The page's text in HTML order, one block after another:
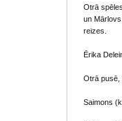
Otrā
un
reizes.
Ērika
Otrā pusē,
Saimons